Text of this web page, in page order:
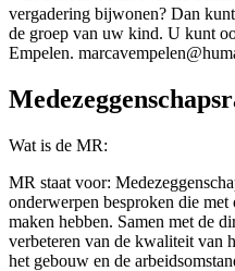
vergadering bijwonen? Dan
de groep van uw kind. U kunt
Empelen.
Wat is de MR:
MR staat voor:
onderwerpen besproken die
maken hebben. Samen met de
verbeteren van de kwaliteit van
het gebouw en de